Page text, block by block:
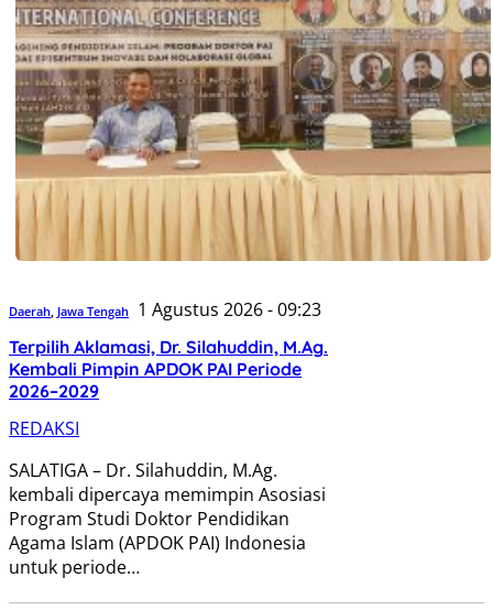
Daerah Jawa Tengah 1 Agustus 2026 - 09:23
Terpilih Aklamasi, Dr. Silahuddin, M.Ag.
Kembali Pimpin APDOK PAI Periode
2026–2029
REDAKSI
SALATIGA – Dr. Silahuddin, M.Ag.
kembali dipercaya memimpin Asosiasi
Program Studi Doktor Pendidikan
Agama Islam (APDOK PAI) Indonesia
untuk periode…